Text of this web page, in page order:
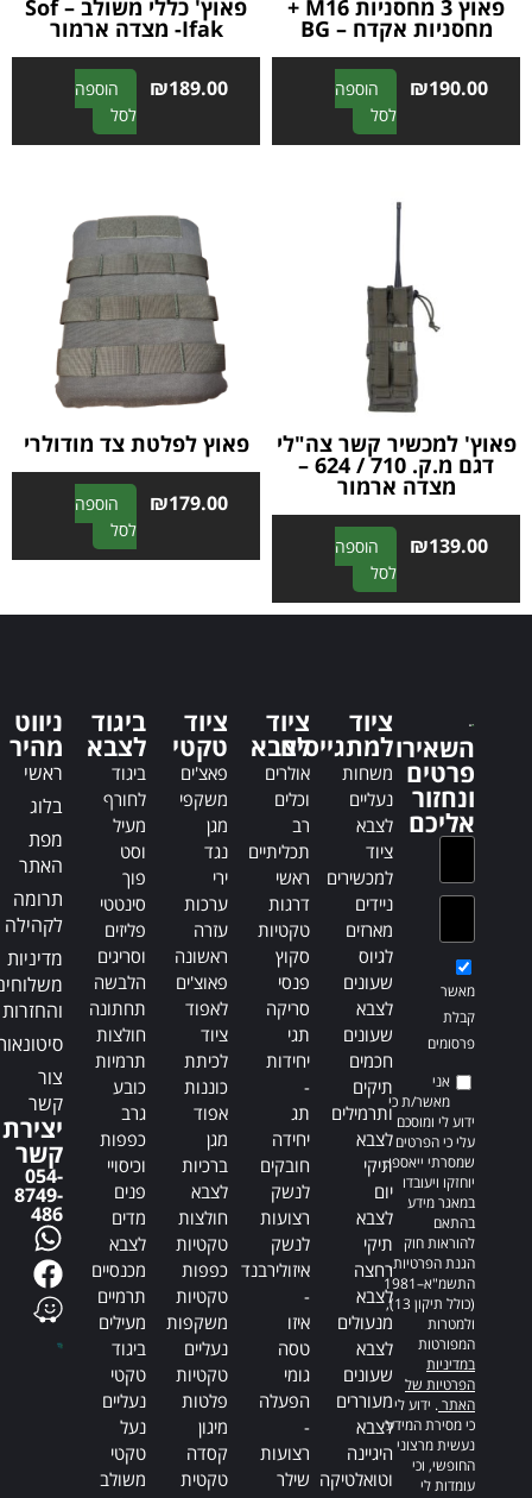
פאוץ 3 מחסניות M16 +
מחסניות אקדח – BG
₪190.00
הוספה
לסל
A
l
פאוץ' כללי משולב – Sof
Ifak- מצדה ארמור
₪189.00
הוספה
לסל
A
l
r
a
t
i
v
e
:
פאוץ' למכשיר קשר צה"לי
דגם מ.ק. 710 / 624 –
מצדה ארמור
₪139.00
הוספה
לסל
A
l
t
i
v
פאוץ לפלטת צד מודולרי
₪179.00
הוספה
לסל
A
l
t
i
v
השאירו
פרטים
ונחזור
אליכם
מאשר
קבלת
פרסומים
אני
מאשר/ת כי
ידוע לי ומוסכם
עלי כי הפרטים
שמסרתי ייאספו,
יוחזקו ויעובדו
במאגר מידע
בהתאם
להוראות חוק
הגנת הפרטיות,
התשמ"א–1981
(כולל תיקון 13),
ולמטרות
המפורטות
במדיניות
הפרטיות של
האתר. ידוע לי
כי מסירת המידע
נעשית מרצוני
החופשי, וכי
עומדות לי
ציוד
למתגייסים
משחות
נעליים
לצבא
ציוד
למכשירים
ניידים
מארזים
לגיוס
שעונים
לצבא
שעונים
חכמים
תיקים
ותרמילים
לצבא
תיקי
יום
לצבא
תיקי
רחצה
לצבא
מנעולים
לצבא
שעונים
מעוררים
לצבא
היגיינה
וטואלטיקה
ציוד
לצבא
אולרים
וכלים
רב
תכליתיים
ראשי
דרגות
טקטיות
סקוץ
פנסי
סריקה
תגי
יחידות
-
תג
יחידה
חובקים
לנשק
רצועות
לנשק
איזולירבנד
-
איזו
טסה
גומי
הפעלה
-
רצועות
שילר
ציוד
טקטי
פאצ'ים
משקפי
מגן
נגד
ירי
ערכות
עזרה
ראשונה
פאוצ'ים
לאפוד
ציוד
לכיתת
כוננות
אפוד
מגן
ברכיות
לצבא
חולצות
טקטיות
כפפות
טקטיות
משקפות
נעליים
טקטיות
פלטות
מיגון
קסדה
טקטית
ביגוד
לצבא
ביגוד
לחורף
מעיל
וסט
פוך
סינטטי
פליזים
וסריגים
הלבשה
תחתונה
חולצות
תרמיות
כובע
גרב
כפפות
וכיסויי
פנים
מדים
לצבא
מכנסיים
תרמיים
מעילים
ביגוד
טקטי
נעליים
נעל
טקטי
משולב
ניווט
מהיר
ראשי
בלוג
מפת
האתר
תרומה
לקהילה
מדיניות
והחזרות
צור
קשר
יצירת
קשר
054-
8749-
486